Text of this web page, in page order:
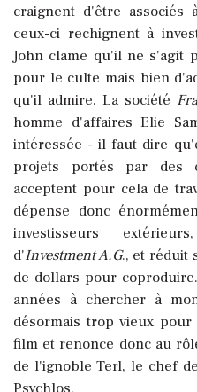
craignent d'être associés
ceux-ci rechignent à
John clame qu'il ne s'agit
pour le culte mais bien
qu'il admire. La société
homme d'affaires Elie
intéressée - il faut dire
projets portés par des
acceptent pour cela de
dépense donc
investisseurs
d'Investment A.G., et réduit
de dollars pour
années à chercher à
désormais trop vieux
film et renonce donc au
de l'ignoble Terl, le chef